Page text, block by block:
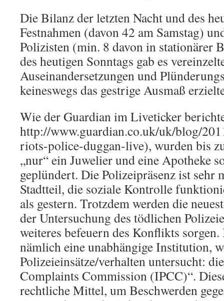
Die Bilanz der letzten Nacht und des
Festnahmen (davon 42 am Samstag)
Polizisten (min. 8 davon in stationärer
des heutigen Sonntags gab es
Auseinandersetzungen und
keineswegs das gestrige Ausmaß
Wie der Guardian im Liveticker
http://www.guardian.co.uk/uk/blog/
riots-police-duggan-live), wurden bis
„nur“ ein Juwelier und eine Apotheke
geplündert. Die Polizeipräsenz ist sehr
Stadtteil, die soziale Kontrolle
als gestern. Trotzdem werden die
der Untersuchung des tödlichen
weiteres befeuern des Konflikts
nämlich eine unabhängige Institution,
Polizeieinsätze/verhalten untersucht:
Complaints Commission (IPCC)“.
rechtliche Mittel, um Beschwerden